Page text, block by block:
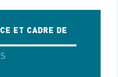
ET CADRE DE